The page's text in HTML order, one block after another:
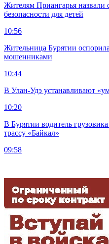
Жителям Приангарья
безопасности для детей
10:56
Жительница Бурятии
мошенниками
10:44
В Улан-Удэ устанавливают
10:20
В Бурятии водитель
трассу «Байкал»
09:58